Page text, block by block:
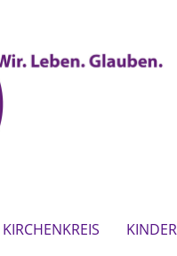
KIRCHENKREIS